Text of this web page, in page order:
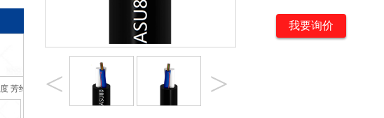
芳纶纱 双护套
< >
我要询价